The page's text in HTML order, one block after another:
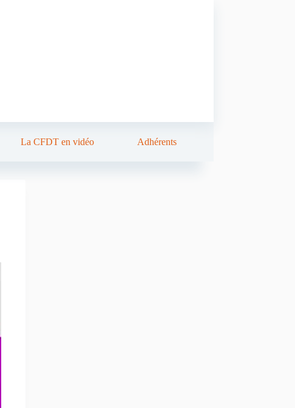
La CFDT en vidéo Adhérents